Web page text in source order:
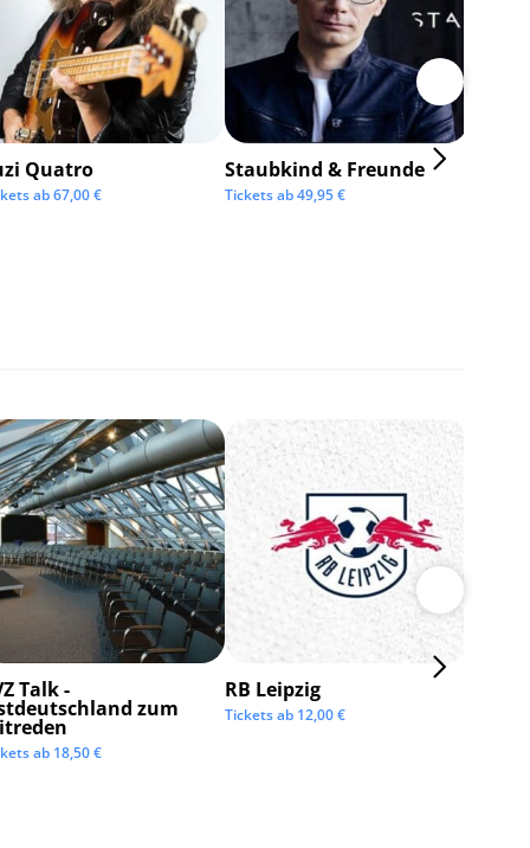
Quatro
ab67,00€
Staubkind & Freunde
Tickets ab49,95€
Talk -
zum
ab 18,50€
RB Leipzig
Tickets ab 12,00€